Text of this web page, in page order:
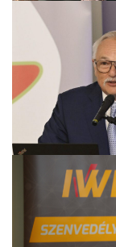
TARTALOM
Családi
vállalkozások
Befektetés